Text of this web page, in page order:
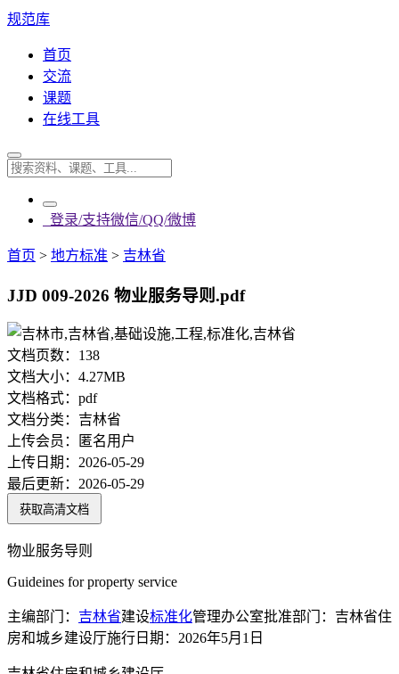
规范库
首页
交流
课题
在线工具
登录/支持微信/QQ/微博
首页 > 地方标准 > 吉林省
JJD 009-2026 物业服务导则.pdf
文档页数： 138
文档大小： 4.27MB
文档格式： pdf
文档分类： 吉林省
上传会员：
匿名用户
上传日期： 2026-05-29
最后更新： 2026-05-29
获取高清文档
物业服务导则
Guideines for property service
主编部门： 吉林省建设标准化管理办公室批准部门：吉林省住
房和城乡建设厅施行日期：2026年5月1日